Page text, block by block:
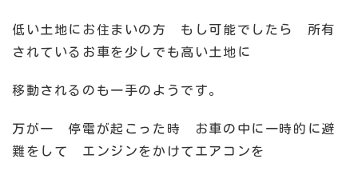
低い土地にお住まいの方 もし可能でしたら 所有
されているお車を少しでも高い土地に
移動されるのも一手のようです。
万が一 停電が起こった時 お車の中に一時的に避
難をして エンジンをかけてエアコンを